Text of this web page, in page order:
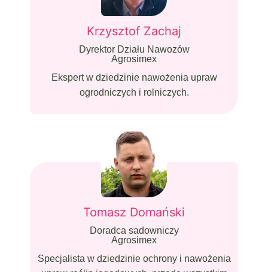
Krzysztof Zachaj
Dyrektor Działu Nawozów
Agrosimex
Ekspert w dziedzinie nawożenia upraw
ogrodniczych i rolniczych.
Tomasz Domański
Doradca sadowniczy
Agrosimex
Specjalista w dziedzinie ochrony i nawożenia